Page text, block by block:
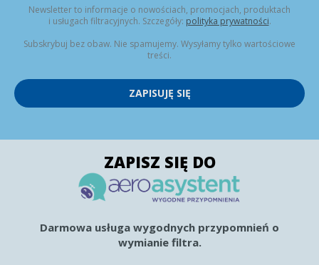
Newsletter to informacje o nowościach, promocjach, produktach
i usługach filtracyjnych. Szczegóły: polityka prywatności.
Subskrybuj bez obaw. Nie spamujemy. Wysyłamy tylko wartościowe
treści.
ZAPISUJĘ SIĘ
ZAPISZ SIĘ DO
Darmowa usługa wygodnych przypomnień o
wymianie filtra.